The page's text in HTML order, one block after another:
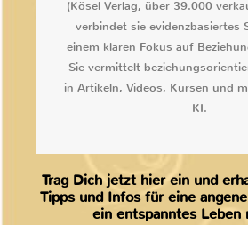
(Kösel Verlag, über 39.000
verbindet sie evidenzbasiertes
einem klaren Fokus auf
Sie vermittelt
in Artikeln, Videos, Kursen und
KI.
Trag Dich jetzt hier ein und
Tipps und Infos für eine
ein entspanntes Leben